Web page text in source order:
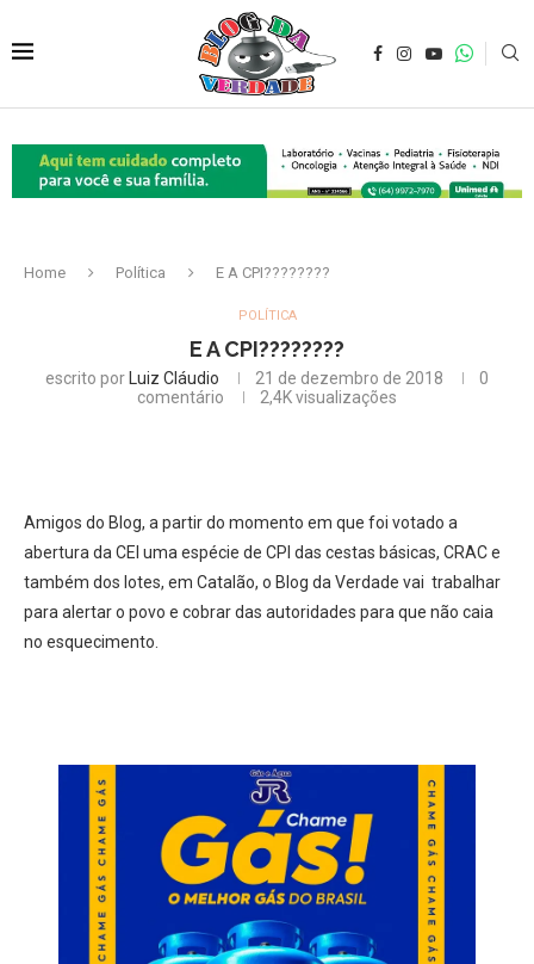
Home Política E A CPI????????
POLÍTICA
E A CPI????????
escrito por Luiz Cláudio 21 de dezembro de 2018
0
comentário
2,4Kvisualizações
Amigos do Blog, a partir do momento em que foi votado a
abertura da CEI uma espécie de CPI das cestas básicas, CRAC e
também dos lotes, em Catalão, o Blog da Verdade vai trabalhar
para alertar o povo e cobrar das autoridades para que não caia
no esquecimento.